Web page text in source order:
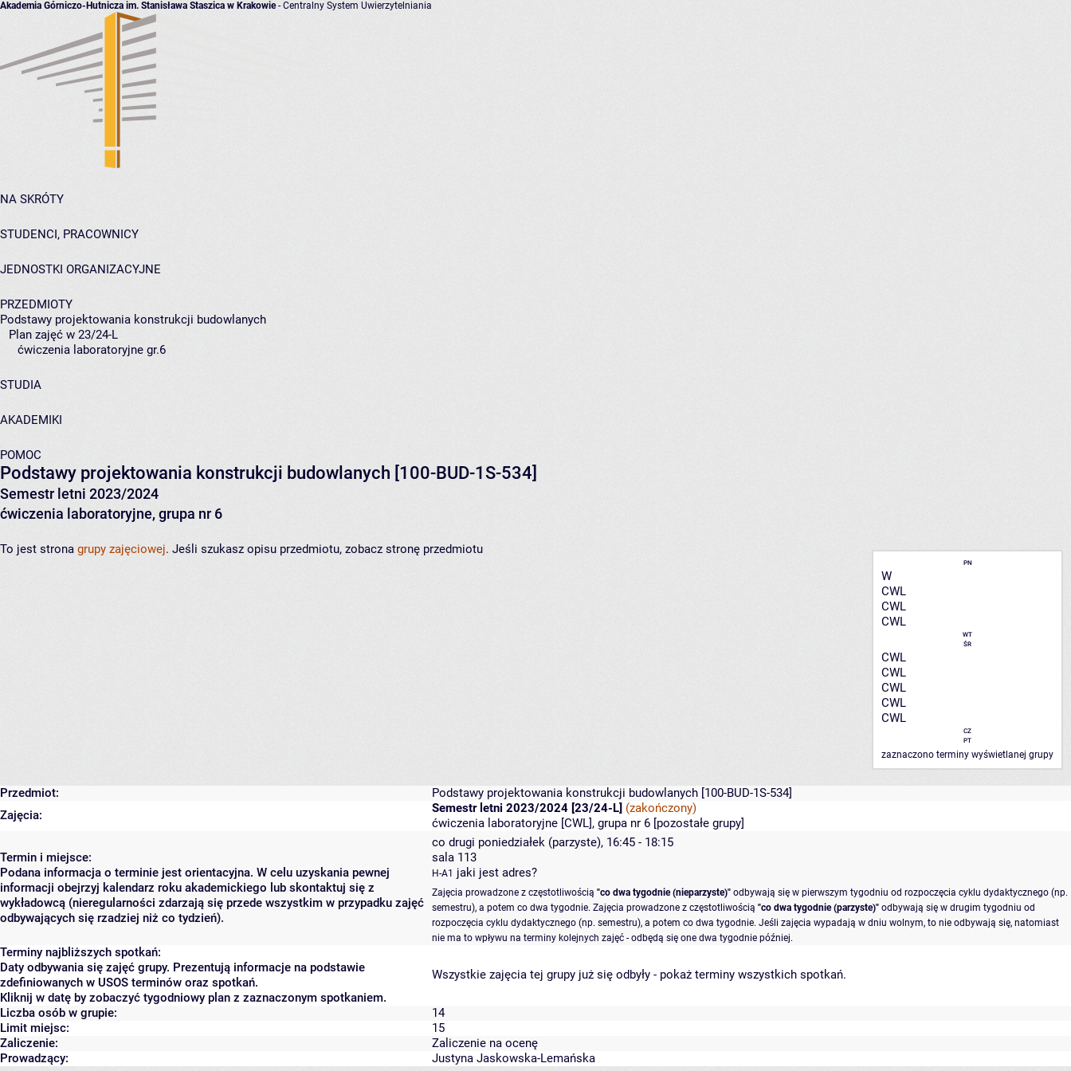
Akademia Górniczo-Hutnicza im. Stanisława Staszica w Krakowie- Centralny System Uwierzytelniania
NA SKRÓTY
STUDENCI, PRACOWNICY
JEDNOSTKI ORGANIZACYJNE
PRZEDMIOTY
Podstawy projektowania konstrukcji budowlanych
Plan zajęć w 23/24-L
ćwiczenia laboratoryjne gr.6
STUDIA
AKADEMIKI
POMOC
Podstawy projektowania konstrukcji budowlanych [100-BUD-1S-534]
Semestr letni 2023/2024
ćwiczenia laboratoryjne, grupa nr 6
PN
W
CWL
CWL
CWL
WT
ŚR
CWL
CWL
CWL
CWL
CWL
CZ
PT
zaznaczono terminy wyświetlanej grupy
To jest strona grupy zajęciowej. Jeśli szukasz opisu przedmiotu, zobacz stronę przedmiotu
Przedmiot: Podstawy projektowania konstrukcji budowlanych [100-BUD-1S-534]
Zajęcia:
Semestr letni 2023/2024 [23/24-L] (zakończony)
ćwiczenia laboratoryjne [CWL], grupa nr 6 [pozostałe grupy]
Termin i miejsce:
Podana informacja o terminie jest orientacyjna. W celu uzyskania pewnej
informacji obejrzyj kalendarz roku akademickiego lub skontaktuj się z
wykładowcą (nieregularności zdarzają się przede wszystkim w przypadku zajęć
odbywających się rzadziej niż co tydzień).
co drugi poniedziałek (parzyste), 16:45 - 18:15
sala 113
H-A1 jaki jest adres?
Zajęcia prowadzone z częstotliwością "co dwa tygodnie (nieparzyste)" odbywają się w pierwszym tygodniu od rozpoczęcia cyklu dydaktycznego (np.
semestru), a potem co dwa tygodnie. Zajęcia prowadzone z częstotliwością "co dwa tygodnie (parzyste)" odbywają się w drugim tygodniu od
rozpoczęcia cyklu dydaktycznego (np. semestru), a potem co dwa tygodnie. Jeśli zajęcia wypadają w dniu wolnym, to nie odbywają się, natomiast
nie ma to wpływu na terminy kolejnych zajęć - odbędą się one dwa tygodnie później.
Terminy najbliższych spotkań:
Daty odbywania się zajęć grupy. Prezentują informacje na podstawie
zdefiniowanych w USOS terminów oraz spotkań.
Kliknij w datę by zobaczyć tygodniowy plan z zaznaczonym spotkaniem.
Wszystkie zajęcia tej grupy już się odbyły - pokaż terminy wszystkich spotkań.
Liczba osób w grupie:
14
Limit miejsc:
15
Zaliczenie:
Zaliczenie na ocenę
Prowadzący:
Justyna Jaskowska-Lemańska